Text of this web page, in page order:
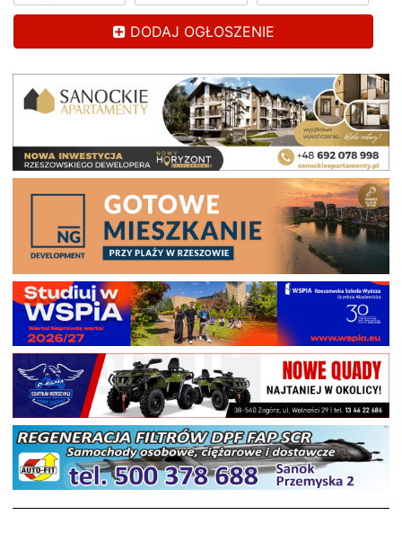
DODAJ OGŁOSZENIE